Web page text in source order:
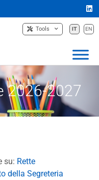
Tools IT EN
2026-2027
su: Rette
della Segreteria